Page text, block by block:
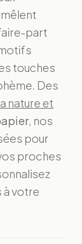
part
touches
Des
nature et
, nos
pour
proches
à votre